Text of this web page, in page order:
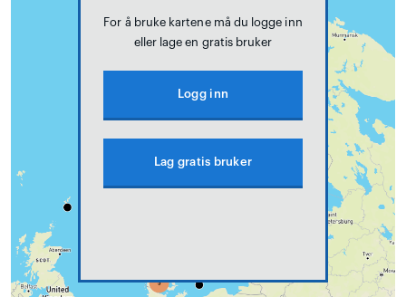
For å bruke kartene må du logge inn
eller lage en gratis bruker
Logg inn
Lag gratis bruker